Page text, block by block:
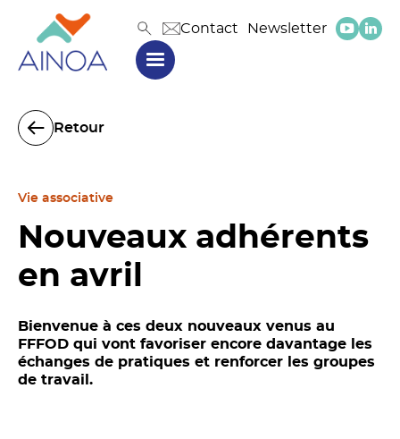
Contact Newsletter
Retour
Vie associative
Nouveaux adhérents
en avril
Bienvenue à ces deux nouveaux venus au
FFFOD qui vont favoriser encore davantage les
échanges de pratiques et renforcer les groupes
de travail.